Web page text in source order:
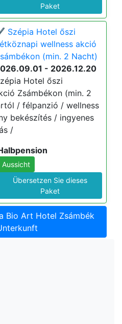
Paket
Szépia Hotel őszi
wellness akció
(min. 2 Nacht)
- 2026.12.20
Hotel őszi
Zsámbékon (min. 2
/ félpanzió / wellness
bekészítés / ingyenes
/
Aussicht
Übersetzen Sie dieses
Paket
Bio Art Hotel Zsámbék